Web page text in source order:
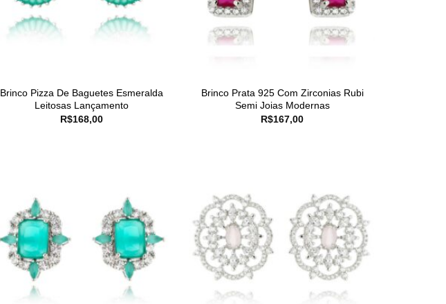
Brinco Pizza De Baguetes Esmeralda
Leitosas Lançamento
R$168,00
Brinco Prata 925 Com Zirconias Rubi
Semi Joias Modernas
R$167,00